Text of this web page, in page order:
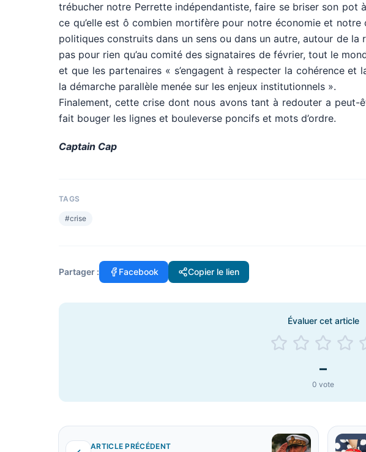
trébucher notre Perrette indépendantiste, faire se briser son pot
ce qu’elle est ô combien mortifère pour notre économie et
politiques construits dans un sens ou dans un autre, autour de la
pas pour rien qu’au comité des signataires de février, tout le
et que les partenaires « s’engagent à respecter la cohérence
la démarche parallèle menée sur les enjeux institutionnels ».
Finalement, cette crise dont nous avons tant à redouter a peut-
fait bouger les lignes et bouleverse poncifs et mots d’ordre.
Captain Cap
TAGS
#crise
Partager : Facebook Copier le lien
Évaluer cet article
–
0 vote
ARTICLE PRÉCÉDENT